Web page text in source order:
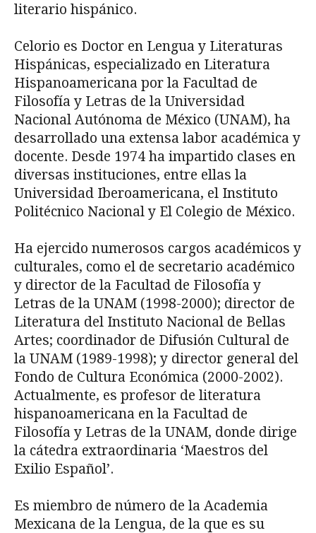
literario hispánico.
Celorio es Doctor en Lengua y Literaturas
Hispánicas, especializado en Literatura
Hispanoamericana por la Facultad de
Filosofía y Letras de la Universidad
Nacional Autónoma de México (UNAM), ha
desarrollado una extensa labor académica y
docente. Desde 1974 ha impartido clases en
diversas instituciones, entre ellas la
Universidad Iberoamericana, el Instituto
Politécnico Nacional y El Colegio de México.
Ha ejercido numerosos cargos académicos y
culturales, como el de secretario académico
y director de la Facultad de Filosofía y
Letras de la UNAM (1998-2000); director de
Literatura del Instituto Nacional de Bellas
Artes; coordinador de Difusión Cultural de
la UNAM (1989-1998); y director general del
Fondo de Cultura Económica (2000-2002).
Actualmente, es profesor de literatura
hispanoamericana en la Facultad de
Filosofía y Letras de la UNAM, donde dirige
la cátedra extraordinaria ‘Maestros del
Exilio Español’.
Es miembro de número de la Academia
Mexicana de la Lengua, de la que es su